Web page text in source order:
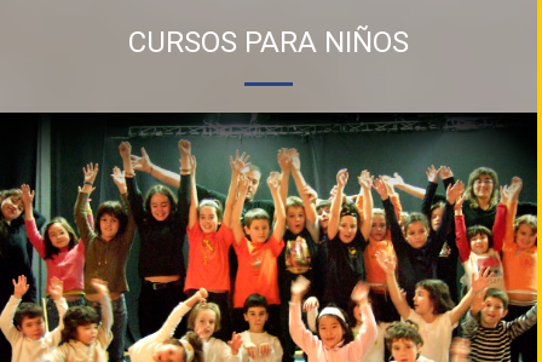
CURSOS PARA NIÑOS
TEATRO PARA NIÑOS